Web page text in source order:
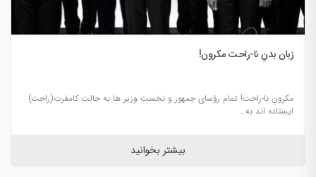
زبان بدنِ نا-راحت مکرون!
مکرونِ نا-راحت! تمام رؤسای جمهور و نخست وزیر ها به حالت کامفرت(راحت)
ایستاده اند به...
بیشتر بخوانید